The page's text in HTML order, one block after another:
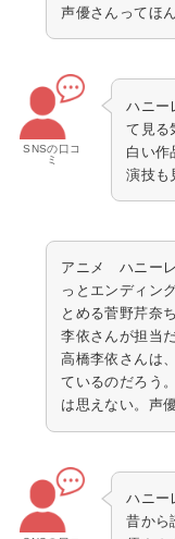
声優さんってほ
SNSの口コ
ミ
ハニー
て見る
白い作
演技も
アニメ ハニー
っとエンディン
とめる菅野芹奈
李依さんが担当
高橋李依さんは
ているのだろう
は思えない。声
ハニー
昔から